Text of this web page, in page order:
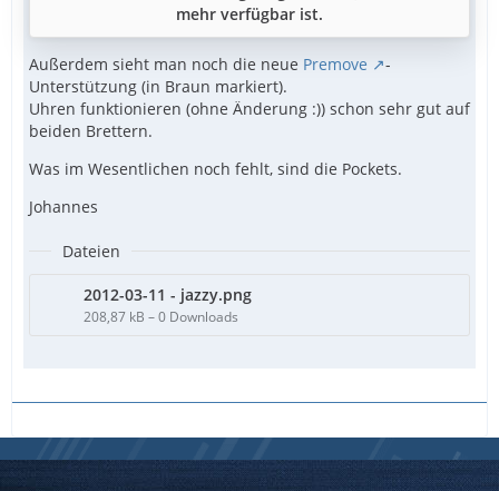
mehr verfügbar ist.
Außerdem sieht man noch die neue Premove
-
Unterstützung (in Braun markiert).
Uhren funktionieren (ohne Änderung :)) schon sehr gut auf
beiden Brettern.
Was im Wesentlichen noch fehlt, sind die Pockets.
Johannes
Dateien
2012-03-11 - jazzy.png
208,87 kB – 0 Downloads